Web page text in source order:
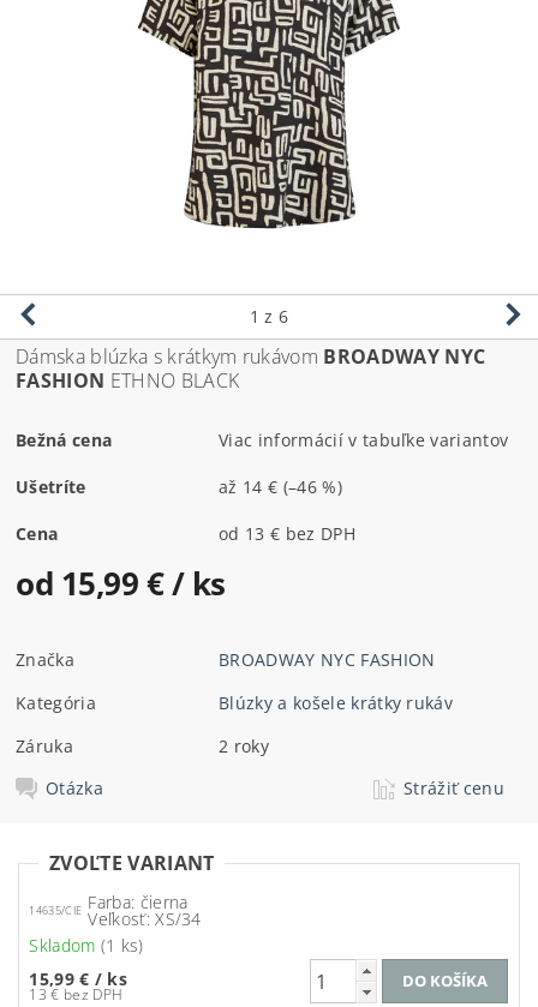
1 z 6
Dámska blúzka s krátkym rukávom BROADWAY NYC
FASHION ETHNO BLACK
Bežná cena Viac informácií v tabuľke variantov
Ušetríte až 14 € (–46 %)
Cena od 13 € bez DPH
od 15,99 €/ ks
Značka
BROADWAY NYC FASHION
Kategória
Blúzky a košele krátky rukáv
Záruka
2 roky
Otázka
Strážiť cenu
ZVOĽTE VARIANT
14635/CIE Farba: čierna
Veľkosť: XS/34
Skladom (1 ks)
15,99 € / ks
13 € bez DPH